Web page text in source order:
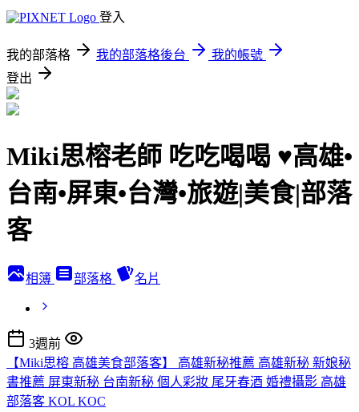
登入
我的部落格 我的部落格後台
我的帳號
登出
Miki思榕老師 吃吃喝喝 ♥️高雄•
台南•屏東•台灣•旅遊|美食|部落
客
相簿 部落格 名片
3週前
【Miki思榕 高雄美食部落客】 高雄新秘推薦 高雄新秘 新娘秘
書推薦 屏東新秘 台南新秘 個人彩妝 尾牙春酒 婚禮攝影 高雄
部落客 KOL KOC